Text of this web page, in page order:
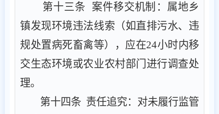
第十三条
‌ ‌案件移交机制‌：属地乡
镇发现环境违法线索（如直排污水、违
规处置病死畜禽等），应在24小时内移
交生态环境或农业农村部门进行调查处
理。
第十四条 ‌ ‌责任追究‌：对未履行监管